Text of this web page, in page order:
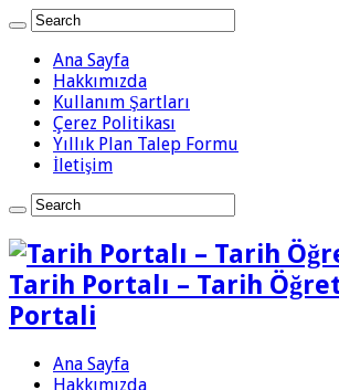
Ana Sayfa
Hakkımızda
Kullanım Şartları
Çerez Politikası
Yıllık Plan Talep Formu
İletişim
Tarih Portalı – Tarih
Portali
Ana Sayfa
Hakkımızda